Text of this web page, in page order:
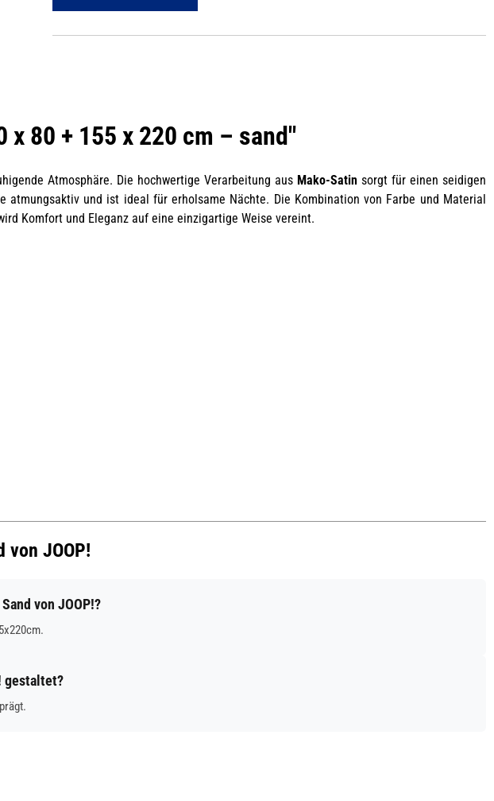
80 + 155 x 220 cm – sand"
Atmosphäre. Die hochwertige Verarbeitung aus Mako-Satin sorgt für einen seidigen
atmungsaktiv und ist ideal für erholsame Nächte. Die Kombination von Farbe und Material
Komfort und Eleganz auf eine einzigartige Weise vereint.
von JOOP!
von JOOP!?
gestaltet?